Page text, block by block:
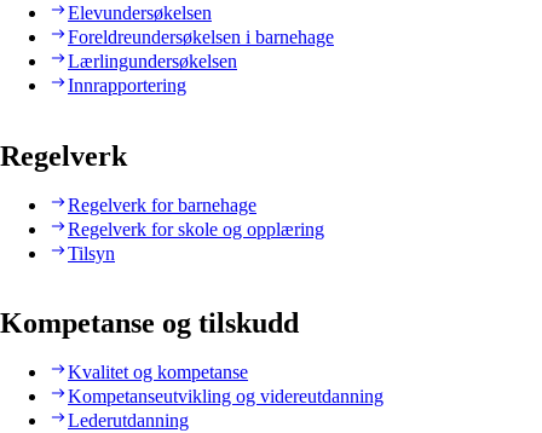
Elevundersøkelsen
Foreldreundersøkelsen i barnehage
Lærlingundersøkelsen
Innrapportering
Regelverk
Regelverk for barnehage
Regelverk for skole og opplæring
Tilsyn
Kompetanse og tilskudd
Kvalitet og kompetanse
Kompetanseutvikling og videreutdanning
Lederutdanning